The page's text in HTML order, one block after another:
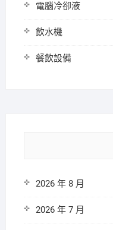
電腦冷卻液
飲水機
餐飲設備
2026 年 8 月
2026 年 7 月